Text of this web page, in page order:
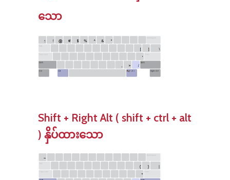
သော
Shift + Right Alt ( shift + ctrl + alt
) နှိပ်ထားသော